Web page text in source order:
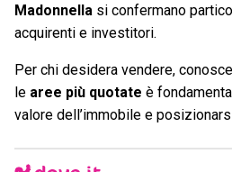
Madonnella si confermano
acquirenti e investitori.
Per chi desidera vendere,
le aree più quotate è
valore dell’immobile e